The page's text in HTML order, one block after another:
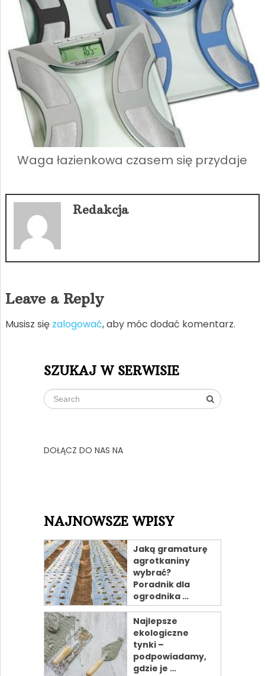
Waga łazienkowa czasem się przydaje
Redakcja
Leave a Reply
Musisz się zalogować, aby móc dodać komentarz.
SZUKAJ W SERWISIE
DOŁĄCZ DO NAS NA
NAJNOWSZE WPISY
Jaką gramaturę
agrotkaniny
wybrać?
Poradnik dla
ogrodnika …
Najlepsze
ekologiczne
tynki –
podpowiadamy,
gdzie je …